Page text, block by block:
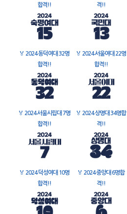
합격!!
격!!
🏅 2024 동덕여대 32명
합격!!
🏅 2024 서울여대 22명
합격!!
🏅 2024 서울시립대 7명
합격!!
🏅 2024 상명대 34명합
격!!
🏅 2024 덕성여대 10명
합격!!
🏅 2024 중앙대 6명합
격!!